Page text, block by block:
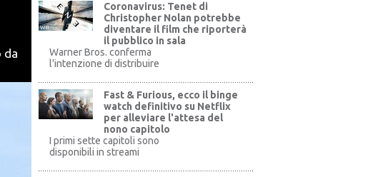
da
WB
Coronavirus: Tenet di
Christopher Nolan potrebbe
diventare il film che riporterà
il pubblico in sala
Warner Bros. conferma
l'intenzione di distribuire
Fast & Furious, ecco il binge
watch definitivo su Netflix
per alleviare l'attesa del
nono capitolo
I primi sette capitoli sono
disponibili in streami